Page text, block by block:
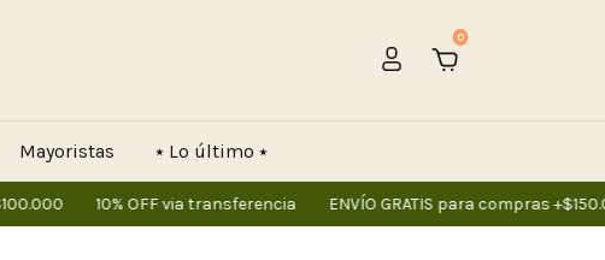
0
Mayoristas ⭑ Lo último ⭑
10% OFF via transferencia ENVÍO GRATIS para compras +$150.000